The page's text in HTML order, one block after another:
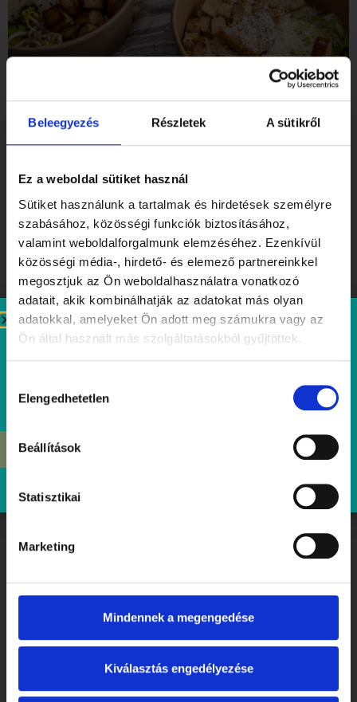
Beleegyezés Részletek A sütikről
Ez a weboldal sütiket használ
Sütiket használunk a tartalmak és hirdetések személyre
szabásához, közösségi funkciók biztosításához,
valamint weboldalforgalmunk elemzéséhez. Ezenkívül
közösségi média-, hirdető- és elemező partnereinkkel
megosztjuk az Ön weboldalhasználatra vonatkozó
adatait, akik kombinálhatják az adatokat más olyan
adatokkal, amelyeket Ön adott meg számukra vagy az
Ön által használt más szolgáltatásokból gyűjtöttek.
kiválasztása
Elengedhetetlen
Beállítások
Statisztikai
Marketing
Mindennek a megengedése
Kiválasztás engedélyezése
Tibidabo Gluténmentes Étterem & Pékség a SZIGET
Elolvasom
Ízek, amiket érdemes megjegyezni – Tibidabo Kóstolóhét a
Elolvasom
Ballagás, ahogyan megérdemled: ünnepelj stílusosan és
gluténmentesen a Tibidabóban
ÉRDEKEL